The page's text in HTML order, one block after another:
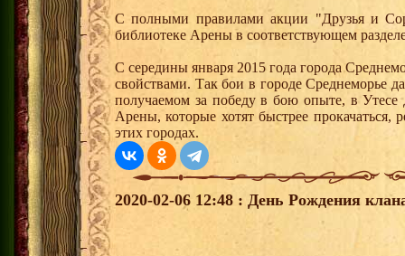
С полными правилами акции "Друзья и
библиотеке Арены в соответствующем
С середины января 2015 года города
свойствами. Так бои в городе Среднеморье
получаемом за победу в бою опыте, в
Арены, которые хотят быстрее прокачаться,
этих городах.
2020-02-06 12:48 : День Рождения